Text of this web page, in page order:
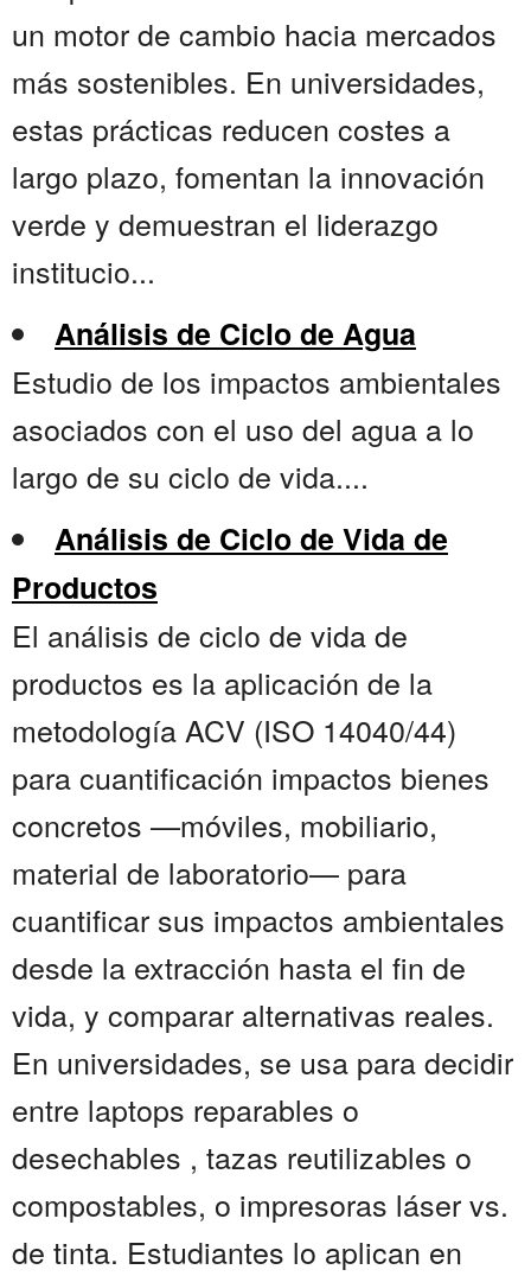
un motor de cambio hacia mercados
más sostenibles. En universidades,
estas prácticas reducen costes a
largo plazo, fomentan la innovación
verde y demuestran el liderazgo
institucio...
Análisis de Ciclo de Agua
Estudio de los impactos ambientales
asociados con el uso del agua a lo
largo de su ciclo de vida....
Análisis de Ciclo de Vida de
Productos
El análisis de ciclo de vida de
productos es la aplicación de la
metodología ACV (ISO 14040/44)
para cuantificación impactos bienes
concretos —móviles, mobiliario,
material de laboratorio— para
cuantificar sus impactos ambientales
desde la extracción hasta el fin de
vida, y comparar alternativas reales.
En universidades, se usa para decidir
entre laptops reparables o
desechables , tazas reutilizables o
compostables, o impresoras láser vs.
de tinta. Estudiantes lo aplican en